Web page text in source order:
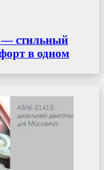
— стильный
в одном